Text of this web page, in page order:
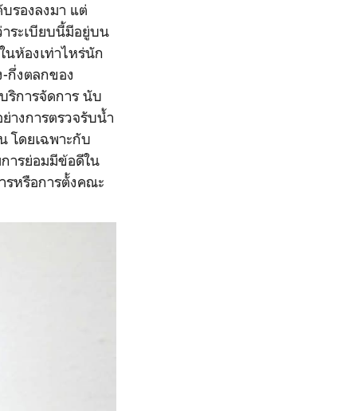
รองลงมา แต่
าระเบียบนี้มีอยู่บน
นห้องเท่าไหร่นัก
-กึ่งตลกของ
ริการจัดการ นับ
างการตรวจรับน้ำ
โดยเฉพาะกับ
ารย่อมมีข้อดีใน
รหรือการตั้งคณะ